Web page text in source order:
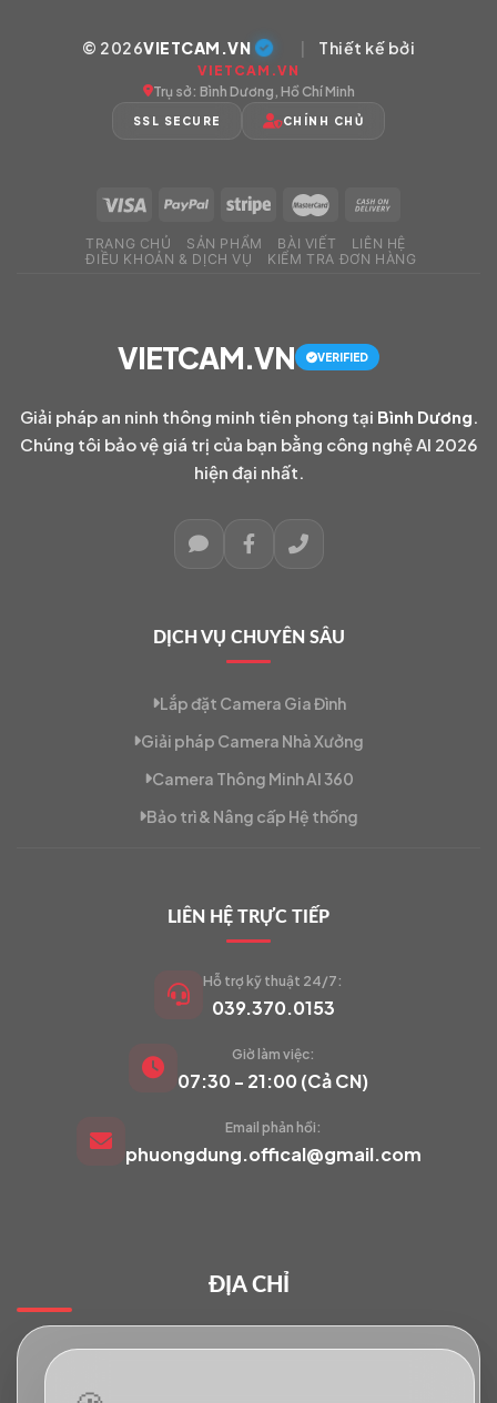
VIETCAM.VN
Đang trực tuyến
© 2026VIETCAM.VN | Thiết kế bởi
VIETCAM.VN
Trụ sở: Bình Dương, Hồ Chí Minh
SSL SECURE CHÍNH CHỦ
TRANG CHỦ SẢN PHẨM BÀI VIẾT
LIÊN HỆ
ĐIỀU KHOẢN & DỊCH VỤ
KIỂM TRA ĐƠN HÀNG
VIETCAM.VN VERIFIED
Giải pháp an ninh thông minh tiên phong tại Bình Dương
Chúng tôi bảo vệ giá trị của bạn bằng công nghệ AI 2026
hiện đại nhất.
DỊCH VỤ CHUYÊN SÂU
Lắp đặt Camera Gia Đình
Giải pháp Camera Nhà Xưởng
Camera Thông Minh AI 360
Bảo trì & Nâng cấp Hệ thống
LIÊN HỆ TRỰC TIẾP
Hỗ trợ kỹ thuật 24/7:
039.370.0153
Giờ làm việc:
07:30 - 21:00 (Cả CN)
Email phản hồi:
phuongdung.offical@gmail.com
ĐỊA CHỈ